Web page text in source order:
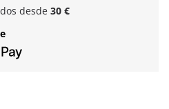
desde 30 €